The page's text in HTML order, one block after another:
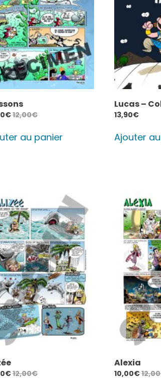
€12,00€
au panier
Lucas –
13,90€
Ajouter
€12,00€
Alexia
10,00€12,00